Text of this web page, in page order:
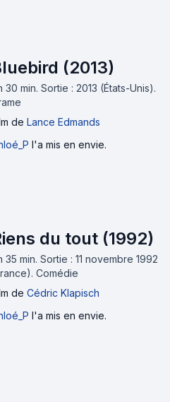
(2013)
30 min. Sortie : 2013 (États-Unis).
de Lance Edmands
l'a mis en envie.
du tout (1992)
35 min. Sortie : 11 novembre 1992
Comédie
de Cédric Klapisch
l'a mis en envie.